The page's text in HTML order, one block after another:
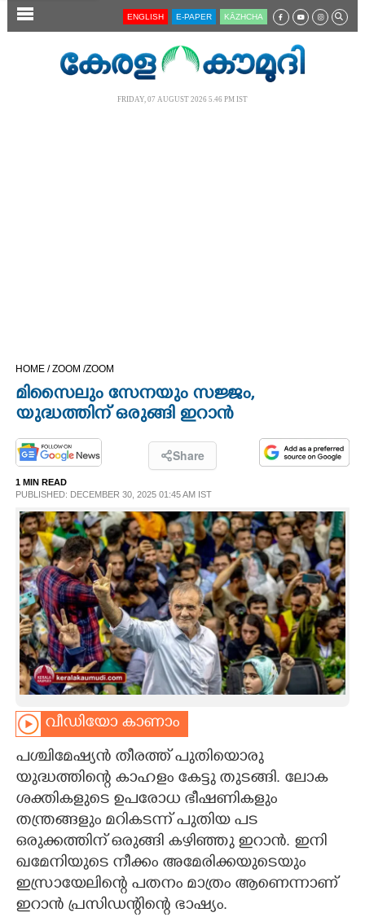
SECTIONS
OPINION
LIFESTYLE
SPIRITUAL
INFO+
ART
ASTRO
CARTOONS
LITERATURE
ZOOM
CONTACT US
ENGLISH E-PAPER KĀZHCHA
FRIDAY, 07 AUGUST 2026 5.46 PM IST
HOME /ZOOM /ZOOM
മിസൈലും സേനയും സജ്ജം,
യുദ്ധത്തിന് ഒരുങ്ങി ഇറാൻ
Share
1 MIN READ
PUBLISHED: DECEMBER 30, 2025 01:45 AM IST
വീഡിയോ കാണാം
പശ്ചിമേഷ്യൻ തീരത്ത് പുതിയൊരു
യുദ്ധത്തിന്റെ കാഹളം കേട്ടു തുടങ്ങി. ലോക
ശക്തികളുടെ ഉപരോധ ഭീഷണികളും
തന്ത്രങ്ങളും മറികടന്ന് പുതിയ പട
ഒരുക്കത്തിന് ഒരുങ്ങി കഴിഞ്ഞു ഇറാൻ. ഇനി
ഖമേനിയുടെ നീക്കം അമേരിക്കയുടെയും
ഇസ്രായേലിന്റെ പതനം മാത്രം ആണെന്നാണ്
ഇറാൻ പ്രസിഡന്റിന്റെ ഭാഷ്യം.